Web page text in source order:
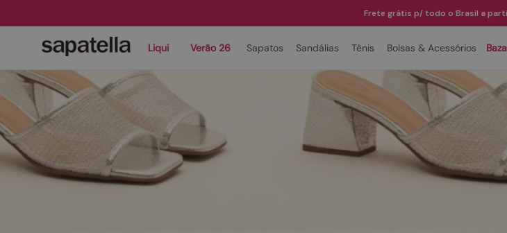
Frete grátis p/ todo o Brasil a
Liqui Verão 26 Sapatos Sandálias Tênis Bolsas & Acessórios
4º